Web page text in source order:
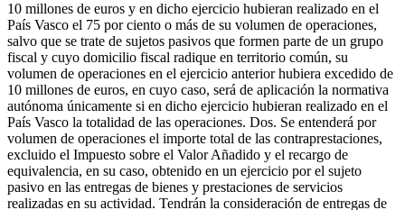
10 millones de euros y en dicho ejercicio hubieran realizado en el
País Vasco el 75 por ciento o más de su volumen de operaciones,
salvo que se trate de sujetos pasivos que formen parte de un grupo
fiscal y cuyo domicilio fiscal radique en territorio común, su
volumen de operaciones en el ejercicio anterior hubiera excedido de
10 millones de euros, en cuyo caso, será de aplicación la normativa
autónoma únicamente si en dicho ejercicio hubieran realizado en el
País Vasco la totalidad de las operaciones. Dos. Se entenderá por
volumen de operaciones el importe total de las contraprestaciones,
excluido el Impuesto sobre el Valor Añadido y el recargo de
equivalencia, en su caso, obtenido en un ejercicio por el sujeto
pasivo en las entregas de bienes y prestaciones de servicios
realizadas en su actividad. Tendrán la consideración de entregas de